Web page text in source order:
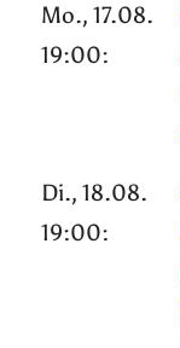
Mo., 17.08.
19:00:
Di., 18.08.
19:00: